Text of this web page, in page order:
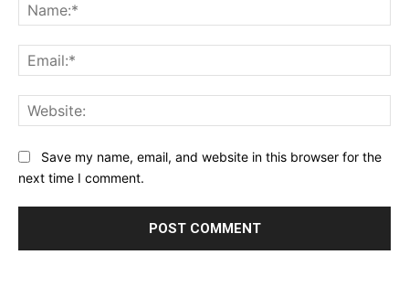
Save my name, email, and website in this browser for the
next time I comment.